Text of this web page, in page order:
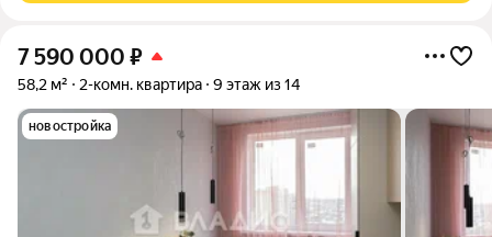
7 590 000 ₽
58,2 м² 2-комн. квартира 9 этаж из 14
новостройка